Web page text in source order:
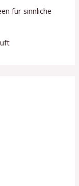
für sinnliche